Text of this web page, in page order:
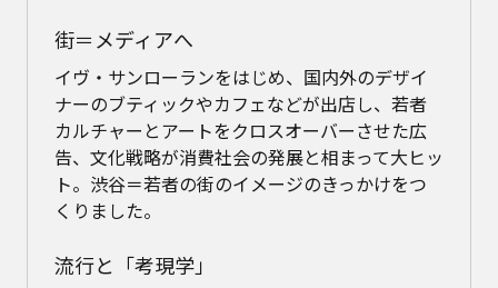
街＝メディアへ
イヴ・サンローランをはじめ、国内外のデザイ
ナーのブティックやカフェなどが出店し、若者
カルチャーとアートをクロスオーバーさせた広
告、文化戦略が消費社会の発展と相まって大ヒッ
ト。渋谷＝若者の街のイメージのきっかけをつ
くりました。
流行と「考現学」